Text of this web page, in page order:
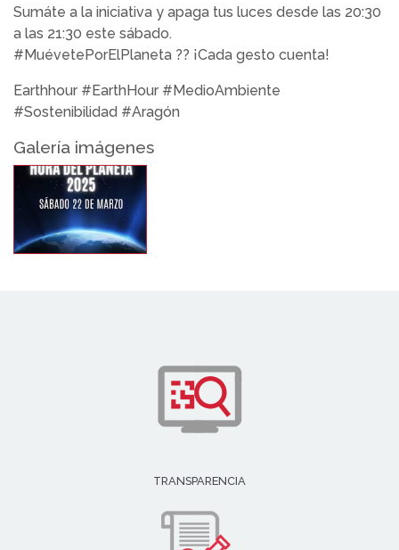
Sumáte a la iniciativa y apaga tus luces desde las 20:30
a las 21:30 este sábado.
#MuévetePorElPlaneta ?? ¡Cada gesto cuenta!
Earthhour #EarthHour #MedioAmbiente
#Sostenibilidad #Aragón
Galería imágenes
TRANSPARENCIA